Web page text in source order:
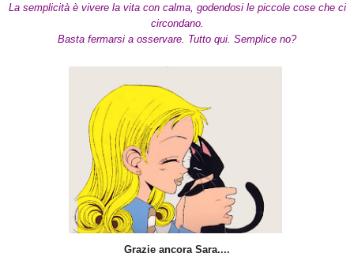
La semplicità è vivere la vita con calma, godendosi le piccole cose che ci
circondano.
Basta fermarsi a osservare. Tutto qui. Semplice no?
Grazie ancora Sara....